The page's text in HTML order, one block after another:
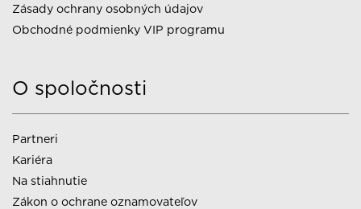
Zásady ochrany osobných údajov
Obchodné podmienky VIP programu
O spoločnosti
Partneri
Kariéra
Na stiahnutie
Zákon o ochrane oznamovateľov